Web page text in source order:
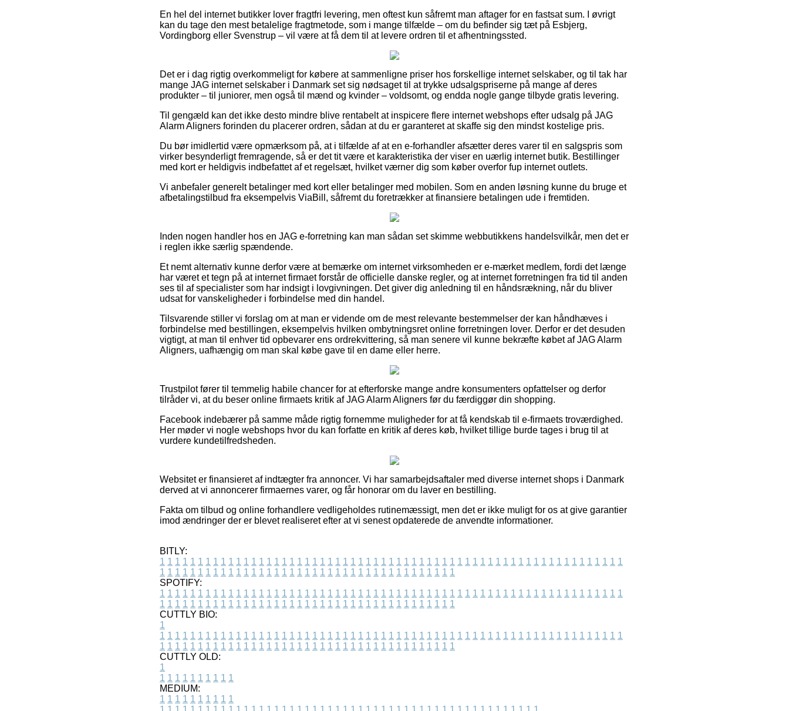
En hel del internet butikker lover fragtfri levering, men oftest kun såfremt man aftager for en fastsat sum. I øvrigt
kan du tage den mest betalelige fragtmetode, som i mange tilfælde – om du befinder sig tæt på Esbjerg,
Vordingborg eller Svenstrup – vil være at få dem til at levere ordren til et afhentningssted.
Det er i dag rigtig overkommeligt for købere at sammenligne priser hos forskellige internet selskaber, og til tak har
mange JAG internet selskaber i Danmark set sig nødsaget til at trykke udsalgspriserne på mange af deres
produkter – til juniorer, men også til mænd og kvinder – voldsomt, og endda nogle gange tilbyde gratis levering.
Til gengæld kan det ikke desto mindre blive rentabelt at inspicere flere internet webshops efter udsalg på JAG
Alarm Aligners forinden du placerer ordren, sådan at du er garanteret at skaffe sig den mindst kostelige pris.
Du bør imidlertid være opmærksom på, at i tilfælde af at en e-forhandler afsætter deres varer til en salgspris som
virker besynderligt fremragende, så er det tit være et karakteristika der viser en uærlig internet butik. Bestillinger
med kort er heldigvis indbefattet af et regelsæt, hvilket værner dig som køber overfor fup internet outlets.
Vi anbefaler generelt betalinger med kort eller betalinger med mobilen. Som en anden løsning kunne du bruge et
afbetalingstilbud fra eksempelvis ViaBill, såfremt du foretrækker at finansiere betalingen ude i fremtiden.
Inden nogen handler hos en JAG e-forretning kan man sådan set skimme webbutikkens handelsvilkår, men det er
i reglen ikke særlig spændende.
Et nemt alternativ kunne derfor være at bemærke om internet virksomheden er e-mærket medlem, fordi det længe
har været et tegn på at internet firmaet forstår de officielle danske regler, og at internet forretningen fra tid til anden
ses til af specialister som har indsigt i lovgivningen. Det giver dig anledning til en håndsrækning, når du bliver
udsat for vanskeligheder i forbindelse med din handel.
Tilsvarende stiller vi forslag om at man er vidende om de mest relevante bestemmelser der kan håndhæves i
forbindelse med bestillingen, eksempelvis hvilken ombytningsret online forretningen lover. Derfor er det desuden
vigtigt, at man til enhver tid opbevarer ens ordrekvittering, så man senere vil kunne bekræfte købet af JAG Alarm
Aligners, uafhængig om man skal købe gave til en dame eller herre.
Trustpilot fører til temmelig habile chancer for at efterforske mange andre konsumenters opfattelser og derfor
tilråder vi, at du beser online firmaets kritik af JAG Alarm Aligners før du færdiggør din shopping.
Facebook indebærer på samme måde rigtig fornemme muligheder for at få kendskab til e-firmaets troværdighed.
Her møder vi nogle webshops hvor du kan forfatte en kritik af deres køb, hvilket tillige burde tages i brug til at
vurdere kundetilfredsheden.
Websitet er finansieret af indtægter fra annoncer. Vi har samarbejdsaftaler med diverse internet shops i Danmark
derved at vi annoncerer firmaernes varer, og får honorar om du laver en bestilling.
Fakta om tilbud og online forhandlere vedligeholdes rutinemæssigt, men det er ikke muligt for os at give garantier
imod ændringer der er blevet realiseret efter at vi senest opdaterede de anvendte informationer.
BITLY:
1 1 1 1 1 1 1 1 1 1 1 1 1 1 1 1 1 1 1 1 1 1 1 1 1 1 1 1 1 1 1 1 1 1 1 1 1 1 1 1 1 1 1 1 1 1 1 1 1 1 1 1 1 1 1 1 1 1 1 1 1
1 1 1 1 1 1 1 1 1 1 1 1 1 1 1 1 1 1 1 1 1 1 1 1 1 1 1 1 1 1 1 1 1 1 1 1 1 1 1
SPOTIFY:
1 1 1 1 1 1 1 1 1 1 1 1 1 1 1 1 1 1 1 1 1 1 1 1 1 1 1 1 1 1 1 1 1 1 1 1 1 1 1 1 1 1 1 1 1 1 1 1 1 1 1 1 1 1 1 1 1 1 1 1 1
1 1 1 1 1 1 1 1 1 1 1 1 1 1 1 1 1 1 1 1 1 1 1 1 1 1 1 1 1 1 1 1 1 1 1 1 1 1 1
CUTTLY BIO:
1
1 1 1 1 1 1 1 1 1 1 1 1 1 1 1 1 1 1 1 1 1 1 1 1 1 1 1 1 1 1 1 1 1 1 1 1 1 1 1 1 1 1 1 1 1 1 1 1 1 1 1 1 1 1 1 1 1 1 1 1 1
1 1 1 1 1 1 1 1 1 1 1 1 1 1 1 1 1 1 1 1 1 1 1 1 1 1 1 1 1 1 1 1 1 1 1 1 1 1 1
CUTTLY OLD:
1
1 1 1 1 1 1 1 1 1 1
MEDIUM:
1 1 1 1 1 1 1 1 1 1